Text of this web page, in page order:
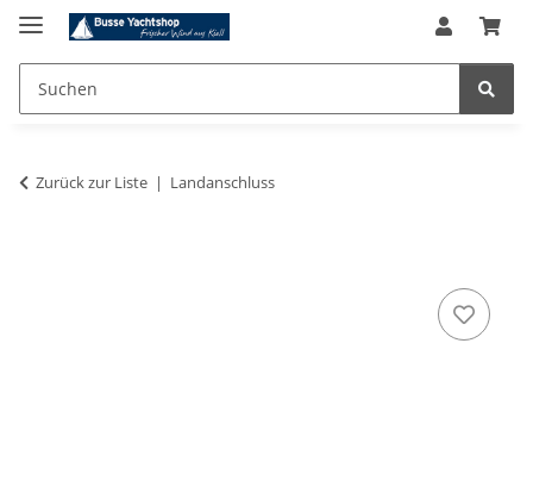
Zurück zur Liste Landanschluss